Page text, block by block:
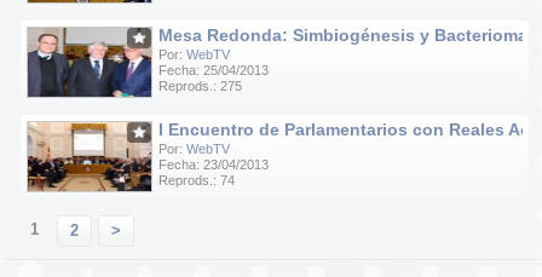
Mesa Redonda: Simbiogénesis y Bacteriomas
Por: WebTV
Fecha: 25/04/2013
Reprods.: 275
I Encuentro de Parlamentarios con Reales
Por: WebTV
Fecha: 23/04/2013
Reprods.: 74
1 2 >